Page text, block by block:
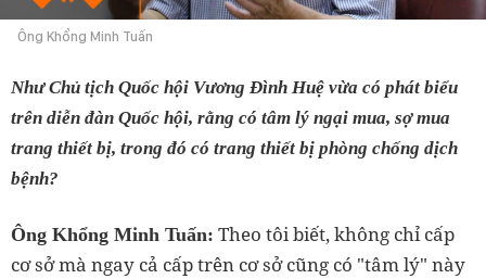
Ông Khổng Minh Tuấn
NhưChủ tịch Quốc hội Vương Đình Huệ vừa có phát biểu
trên diễn đàn Quốc hội, rằng có tâm lý ngại mua, sợ mua
trang thiết bị, trong đó có trang thiết bị phòng chống dịch
bệnh?
Ông Khổng Minh Tuấn: Theo tôi biết, không chỉ cấp
cơ sở mà ngay cả cấp trên cơ sở cũng có "tâm lý" này